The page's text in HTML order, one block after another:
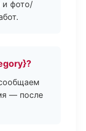
и фото/
— после